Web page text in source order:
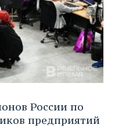
России по
предприятий